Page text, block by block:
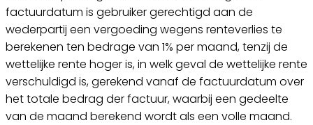
factuurdatum is gebruiker gerechtigd aan de
wederpartij een vergoeding wegens renteverlies te
berekenen ten bedrage van 1% per maand, tenzij de
wettelijke rente hoger is, in welk geval de wettelijke rente
verschuldigd is, gerekend vanaf de factuurdatum over
het totale bedrag der factuur, waarbij een gedeelte
van de maand berekend wordt als een volle maand.